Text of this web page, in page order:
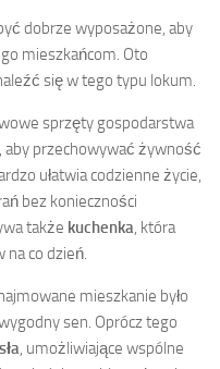
dobrze wyposażone, aby
mieszkańcom. Oto
się w tego typu lokum.
sprzęty gospodarstwa
aby przechowywać żywność
ułatwia codzienne życie,
bez konieczności
także kuchenka, która
na co dzień.
mieszkanie było
sen. Oprócz tego
, umożliwiające wspólne